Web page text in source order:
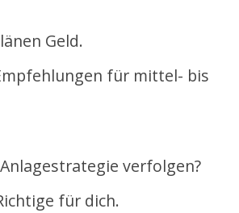
Geld.
für mittel- bis
verfolgen?
für dich.